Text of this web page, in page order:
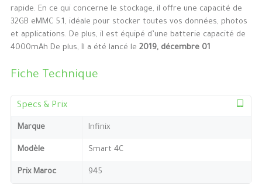
rapide. En ce qui concerne le stockage, il offre une capacité de
32GB eMMC 5.1, idéale pour stocker toutes vos données, photos
et applications. De plus, il est équipé d’une batterie capacité de
4000mAh De plus, Il a été lancé le 2019, décembre 01
Fiche Technique
Specs & Prix
Marque Infinix
Modèle Smart 4C
Prix Maroc 945